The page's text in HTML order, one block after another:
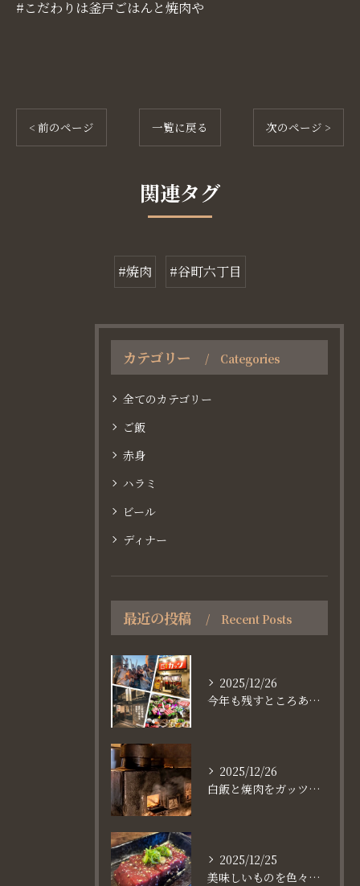
#こだわりは釜戸ごはんと焼肉や
< 前のページ 一覧に戻る 次のページ >
関連タグ
#焼肉 #谷町六丁目
カテゴリー Categories
全てのカテゴリー
ご飯
赤身
ハラミ
ビール
ディナー
最近の投稿 Recent Posts
2025/12/26
今年も残すところあと、6日。
2025/12/26
白飯と焼肉をガッツり食べたいなら
2025/12/25
美味しいものを色々楽しめるのが #お店で焼肉